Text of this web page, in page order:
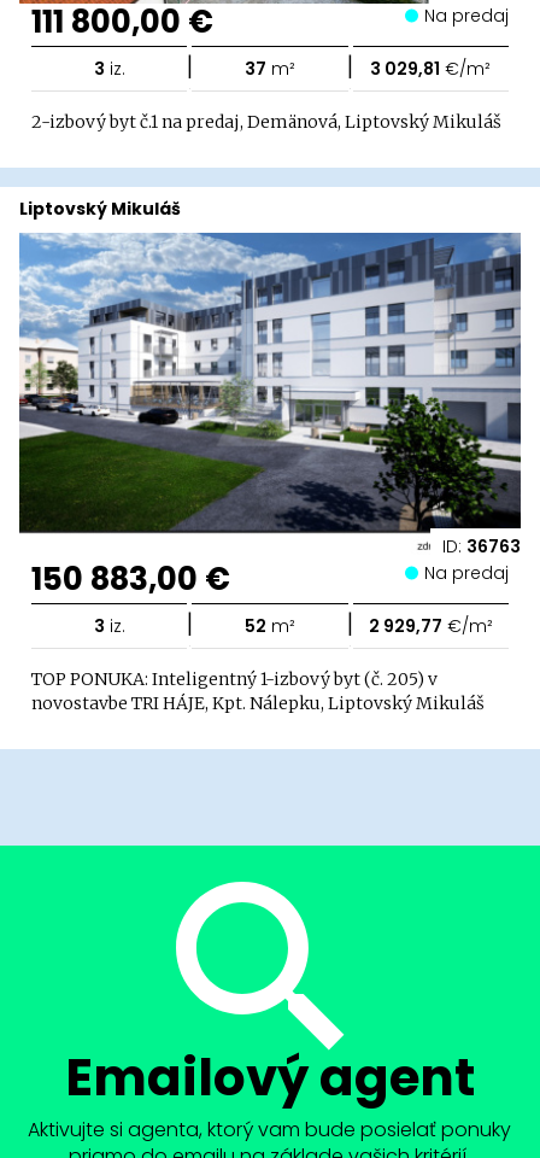
111 800,00 € Na predaj
3 iz. | 37 m² | 3 029,81 €/m²
2-izbový byt č.1 na predaj, Demänová, Liptovský Mikuláš
ID: 36763
Liptovský Mikuláš
150 883,00 € Na predaj
3 iz. | 52 m² | 2 929,77 €/m²
TOP PONUKA: Inteligentný 1-izbový byt (č. 205) v
novostavbe TRI HÁJE, Kpt. Nálepku, Liptovský Mikuláš
Emailový agent
Aktivujte si agenta, ktorý vam bude posielať ponuky